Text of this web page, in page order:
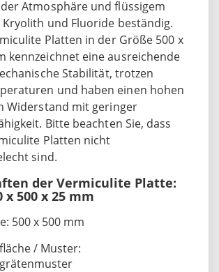
Atmosphäre und flüssigem
und Fluoride beständig.
Platten in der Größe 500 x
kennzeichnet eine ausreichende
Stabilität, trotzen
und haben einen hohen
Widerstand mit geringer
Bitte beachten Sie, dass
Platten nicht
sind.
der Vermiculite Platte:
x 500 x 25 mm
500 x 500 mm
/ Muster: